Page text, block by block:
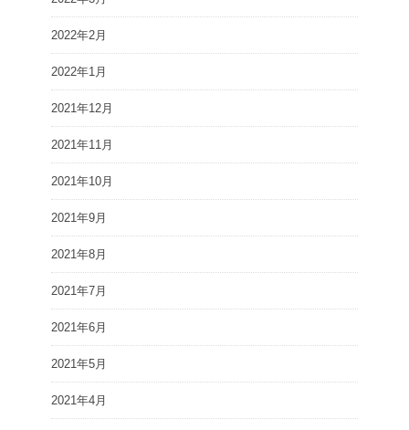
2022年2月
2022年1月
2021年12月
2021年11月
2021年10月
2021年9月
2021年8月
2021年7月
2021年6月
2021年5月
2021年4月